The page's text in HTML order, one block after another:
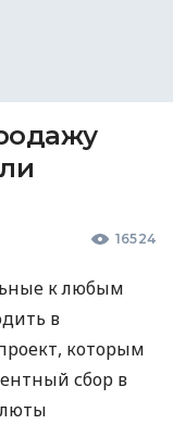
16524
к любым
в
которым
сбор в